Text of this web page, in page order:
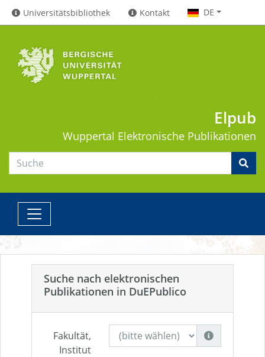
Universitätsbibliothek Kontakt DE
Elpub
Wuppertal Elektronische Publikationen
Suche nach elektronischen
Publikationen in DuEPublico
Fakultät,
Institut